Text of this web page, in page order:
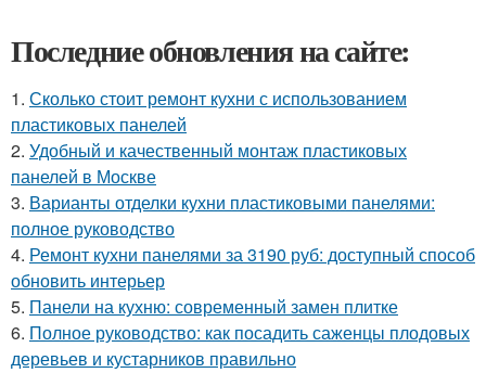
Последние обновления на сайте:
1. Сколько стоит ремонт кухни с использованием
пластиковых панелей
2. Удобный и качественный монтаж пластиковых
панелей в Москве
3. Варианты отделки кухни пластиковыми панелями:
полное руководство
4. Ремонт кухни панелями за 3190 руб: доступный способ
обновить интерьер
5. Панели на кухню: современный замен плитке
6. Полное руководство: как посадить саженцы плодовых
деревьев и кустарников правильно